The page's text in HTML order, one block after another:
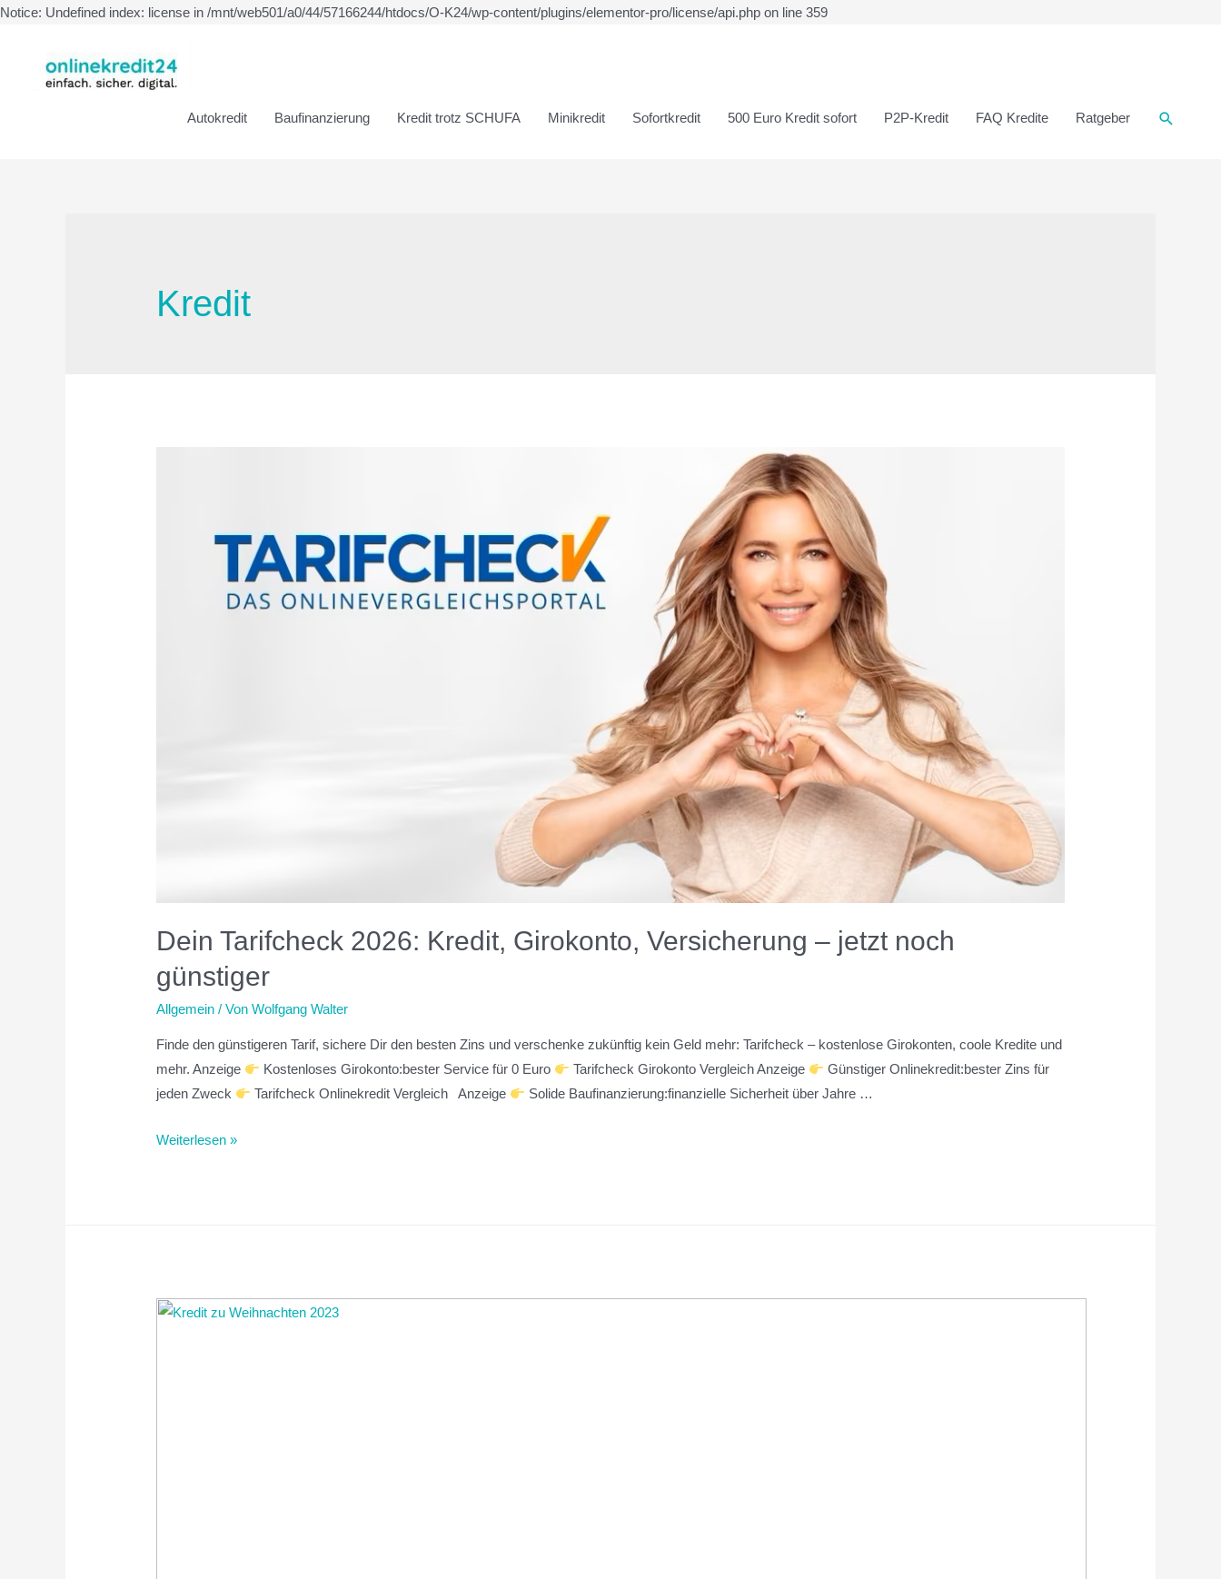
Notice: Undefined index: license in /mnt/web501/a0/44/57166244/htdocs/O-K24/wp-content/plugins/elementor-pro/license/api.php on line 359
Autokredit Baufinanzierung Kredit trotz SCHUFA Minikredit Sofortkredit 500 Euro Kredit sofort P2P-Kredit FAQ Kredite Ratgeber
Kredit
Dein Tarifcheck 2026: Kredit, Girokonto, Versicherung – jetzt noch
günstiger
Allgemein / VonWolfgang Walter
Finde den günstigeren Tarif, sichere Dir den besten Zins und verschenke zukünftig kein Geld mehr: Tarifcheck – kostenlose Girokonten, coole Kredite und
mehr. Anzeige
Kostenloses Girokonto:bester Service für 0 Euro Tarifcheck Girokonto Vergleich Anzeige
Günstiger Onlinekredit:bester Zins für
jeden Zweck
Tarifcheck Onlinekredit Vergleich Anzeige Solide Baufinanzierung:finanzielle Sicherheit über Jahre …
Weiterlesen »